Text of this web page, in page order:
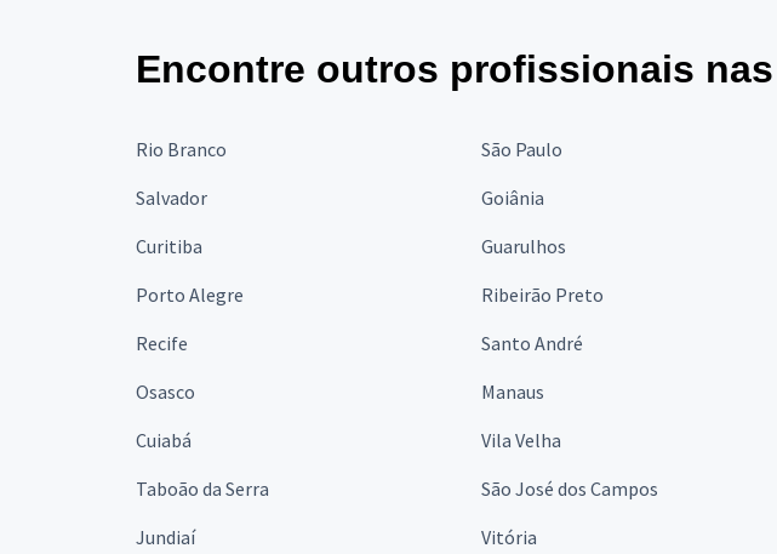
Encontre outros profissionais
Rio Branco São Paulo
Salvador
Goiânia
Curitiba
Guarulhos
Porto Alegre
Ribeirão Preto
Recife
Santo André
Osasco
Manaus
Cuiabá
Vila Velha
Taboão da Serra
São José dos Campos
Jundiaí
Vitória